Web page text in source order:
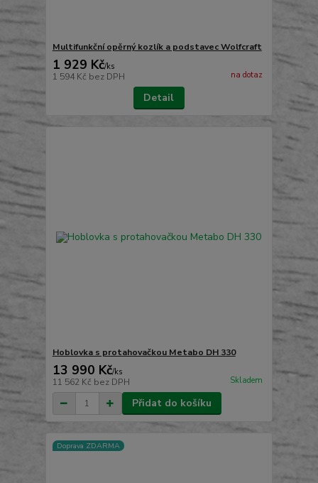
Multifunkční opěrný kozlík a podstavec Wolfcraft
1 929 Kč/ks
1 594 Kč bez DPH na dotaz
Detail
Hoblovka s protahovačkou Metabo DH 330
13 990 Kč/ks
11 562 Kč bez DPH Skladem
Přidat do košíku
Doprava ZDARMA